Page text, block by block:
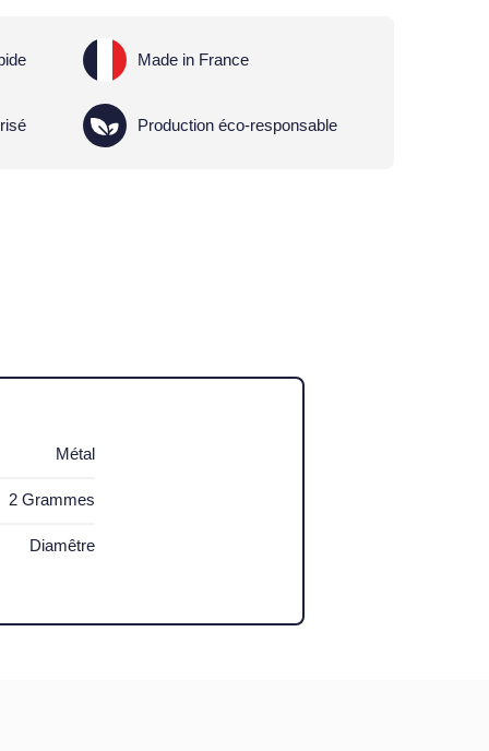
Made in France
Production éco-responsable
Métal
2 Grammes
Diamêtre